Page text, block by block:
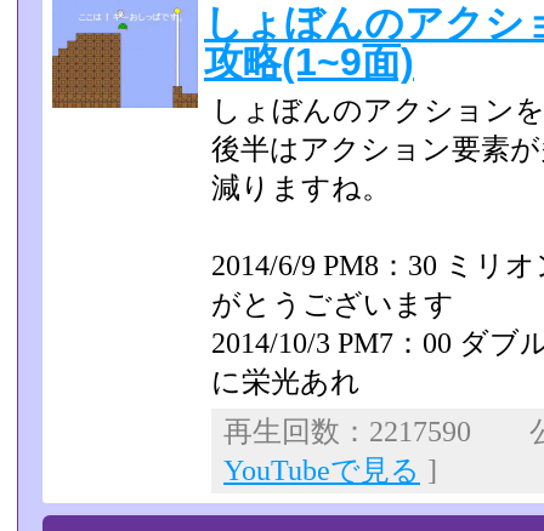
しょぼんのアクシ
攻略(1~9面)
しょぼんのアクション
後半はアクション要素
減りますね。
2014/6/9 PM8：30 ミリ
がとうございます
2014/10/3 PM7：00 ダ
に栄光あれ
再生回数：2217590
YouTubeで見る ]